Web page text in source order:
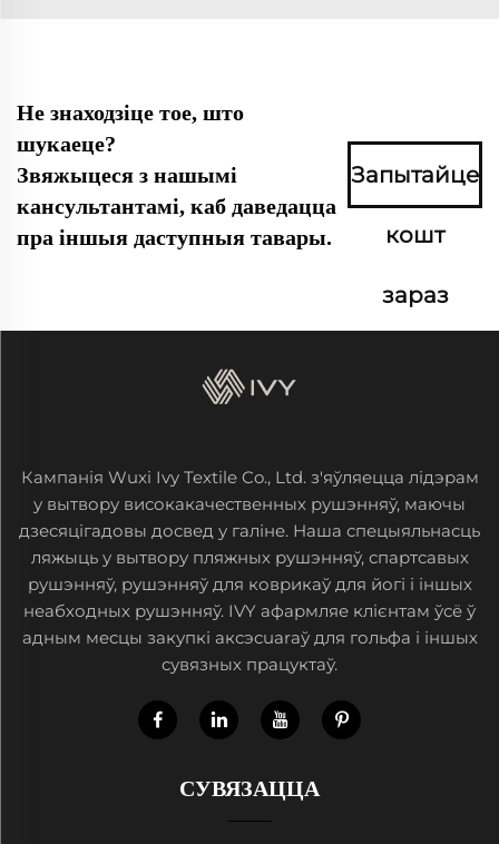
Не знаходзіце тое, што
шукаеце?
Звяжыцеся з нашымі
кансультантамі, каб даведацца
пра іншыя даступныя тавары.
Запытайце
кошт
зараз
Кампанія Wuxi Ivy Textile Co., Ltd. з'яўляецца лідэрам
у вытвору високакачественных рушэнняў, маючы
дзесяцігадовы досвед у галіне. Наша спецыяльнасць
ляжыць у вытвору пляжных рушэнняў, спартсавых
рушэнняў, рушэнняў для коврикаў для йогі і іншых
неабходных рушэнняў. IVY афармляе клієнтам ўсё ў
адным месцы закупкі аксэсuarаў для гольфа і іншых
сувязных працуктаў.
СУВЯЗАЦЦА